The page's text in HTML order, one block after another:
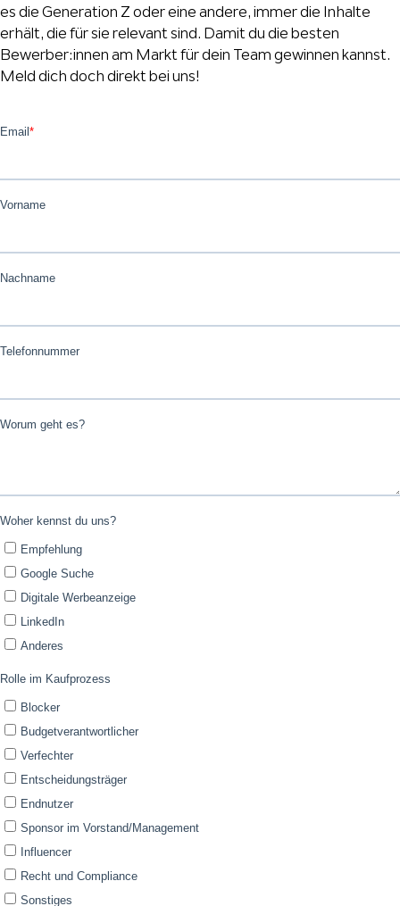
es die Generation Z oder eine andere, immer die Inhalte
erhält, die für sie relevant sind. Damit du die besten
Bewerber:innen am Markt für dein Team gewinnen kannst.
Meld dich doch direkt bei uns!